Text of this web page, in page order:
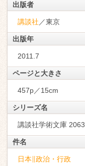
出版者
講談社 ／東京
出版年
2011.7
ページと大きさ
457p／15cm
シリーズ名
講談社学術文庫 2063
件名
日本∥政治・行政